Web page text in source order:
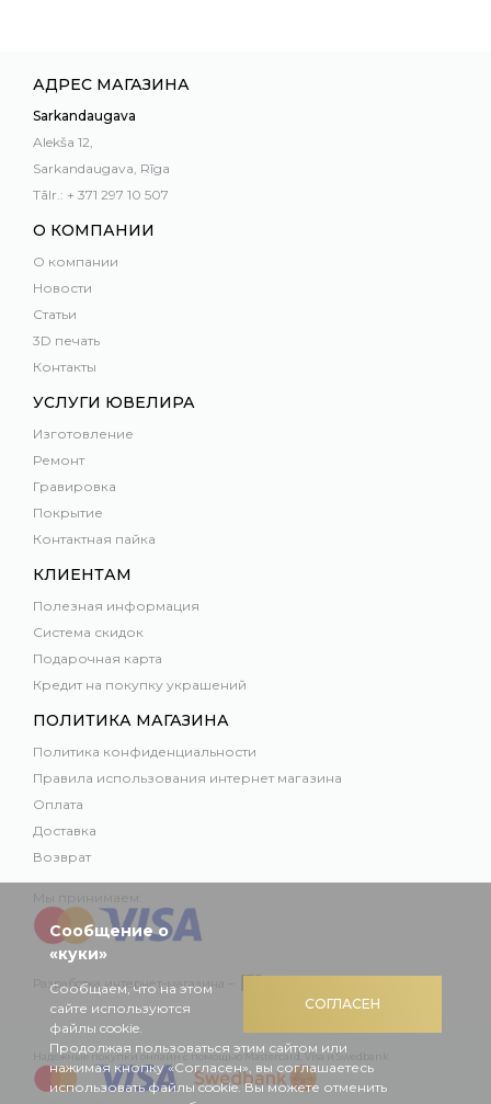
АДРЕС МАГАЗИНА
Sarkandaugava
Alekša 12,
Sarkandaugava, Rīga
Tālr.: + 371 297 10 507
О КОМПАНИИ
О компании
Новости
Статьи
3D печать
Контакты
УСЛУГИ ЮВЕЛИРА
Изготовление
Ремонт
Гравировка
Покрытие
Контактная пайка
КЛИЕНТАМ
Полезная информация
Система скидок
Подарочная карта
Кредит на покупку украшений
ПОЛИТИКА МАГАЗИНА
Политика конфиденциальности
Правила использования интернет магазина
Оплата
Доставка
Возврат
Разработка интернет-магазина –
Надежные покупки онлайн с помощью Mastercard, Visa и Swedbank
СОГЛАСЕН
Сообщение о
«куки»
Сообщаем, что на этом
сайте используются
файлы cookie.
Продолжая пользоваться этим сайтом или
нажимая кнопку «Согласен», вы соглашаетесь
использовать файлы cookie. Вы можете отменить